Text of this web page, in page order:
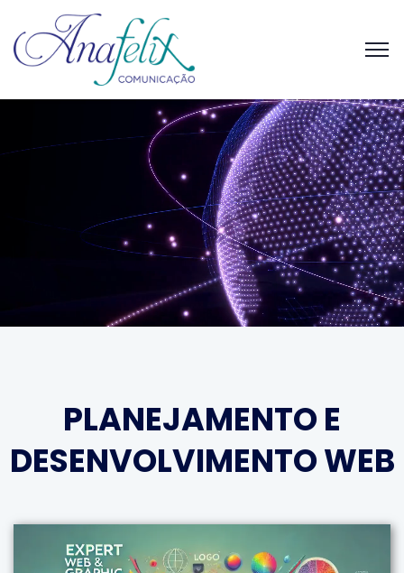
PLANEJAMENTO E
DESENVOLVIMENTO WEB